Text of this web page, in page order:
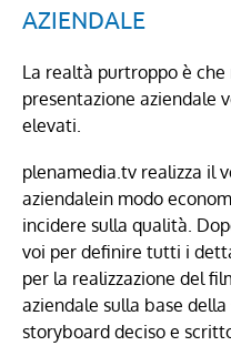
AZIENDALE
La realtà purtroppo è
presentazione aziendale
elevati.
plenamedia.tv realizza il
aziendalein modo
incidere sulla qualità.
voi per definire tutti i
per la realizzazione del
aziendale sulla base
storyboard deciso e